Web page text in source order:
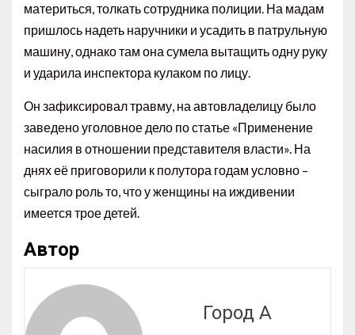
материться, толкать сотрудника полиции. На мадам
пришлось надеть наручники и усадить в патрульную
машину, однако там она сумела вытащить одну руку
и ударила инспектора кулаком по лицу.
Он зафиксировал травму, на автовладелицу было
заведено уголовное дело по статье «Применение
насилия в отношении представителя власти». На
днях её приговорили к полутора годам условно –
сыграло роль то, что у женщины на иждивении
имеется трое детей.
Автор
Город А